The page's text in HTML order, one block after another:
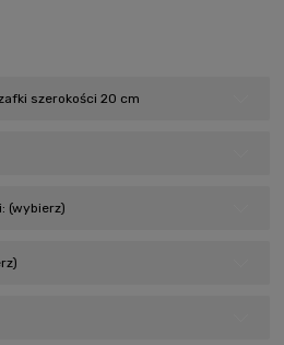
szerokości 20 cm
(wybierz)